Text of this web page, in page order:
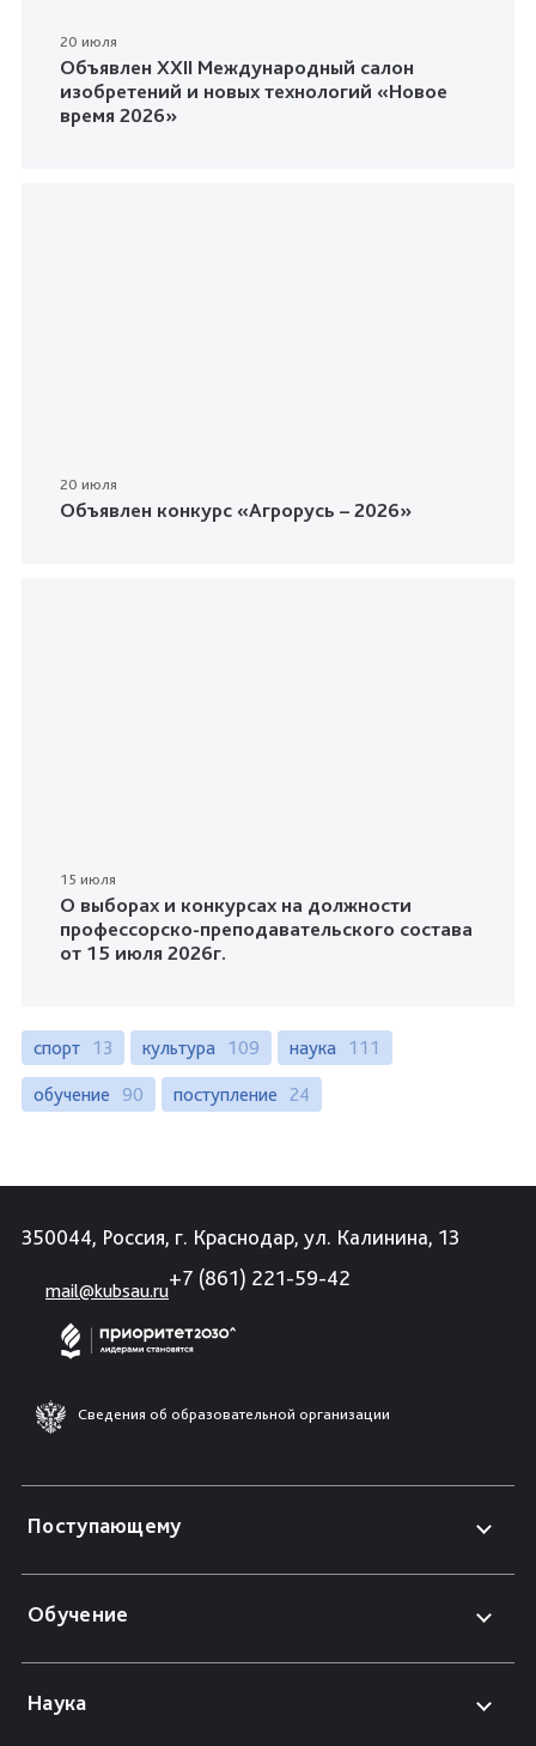
20 июля
Объявлен XXII Международный салон
изобретений и новых технологий «Новое
время 2026»
20 июля
Объявлен конкурс «Агрорусь – 2026»
15 июля
О выборах и конкурсах на должности
профессорско-преподавательского состава
от 15 июля 2026г.
спорт 13 культура 109 наука 111
обучение 90 поступление 24
350044, Россия, г. Краснодар, ул. Калинина, 13
mail@kubsau.ru
+7 (861) 221-59-42
Сведения об образовательной организации
Поступающему
Обучение
Наука